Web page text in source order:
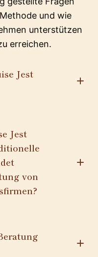
und wie
unterstützen
erreichen.
Jest
Jest
von